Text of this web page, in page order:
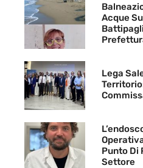
Acque
Lega
Punto Di
Settore